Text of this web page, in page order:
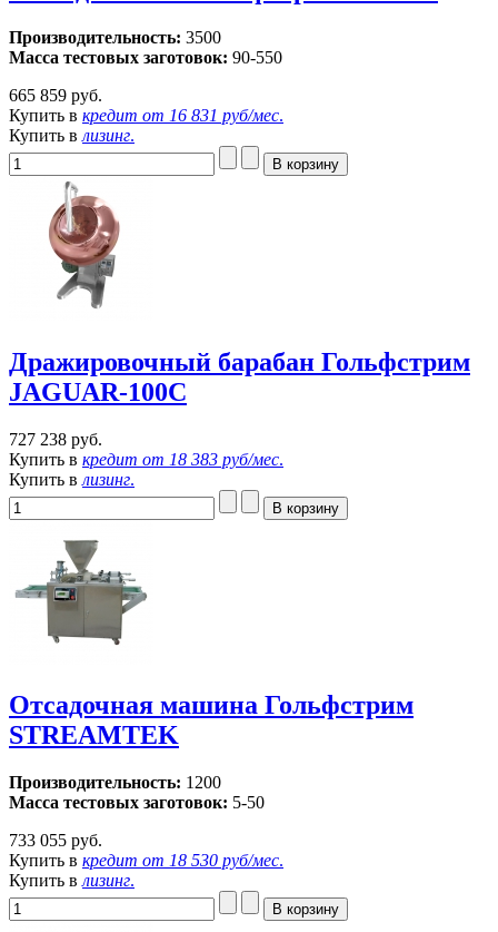
Производительность: 3500
Масса тестовых заготовок: 90-550
665 859 руб.
Купить в кредит от 16 831 руб/мес.
Купить в лизинг.
Дражировочный барабан Гольфстрим
JAGUAR-100C
727 238 руб.
Купить в кредит от 18 383 руб/мес.
Купить в лизинг.
Отсадочная машина Гольфстрим
STREAMTEK
Производительность: 1200
Масса тестовых заготовок: 5-50
733 055 руб.
Купить в кредит от 18 530 руб/мес.
Купить в лизинг.